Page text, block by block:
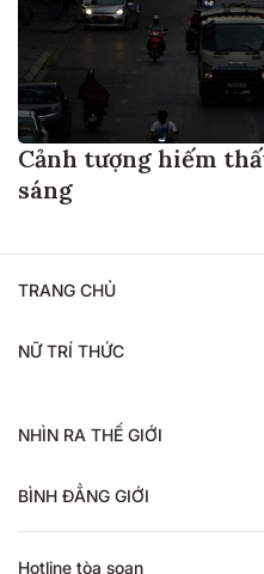
Cảnh tượng hiếm
sáng
TRANG CHỦ
NỮ TRÍ THỨC
NHÌN RA THẾ GIỚI
BÌNH ĐẲNG GIỚI
Hotline tòa soạn